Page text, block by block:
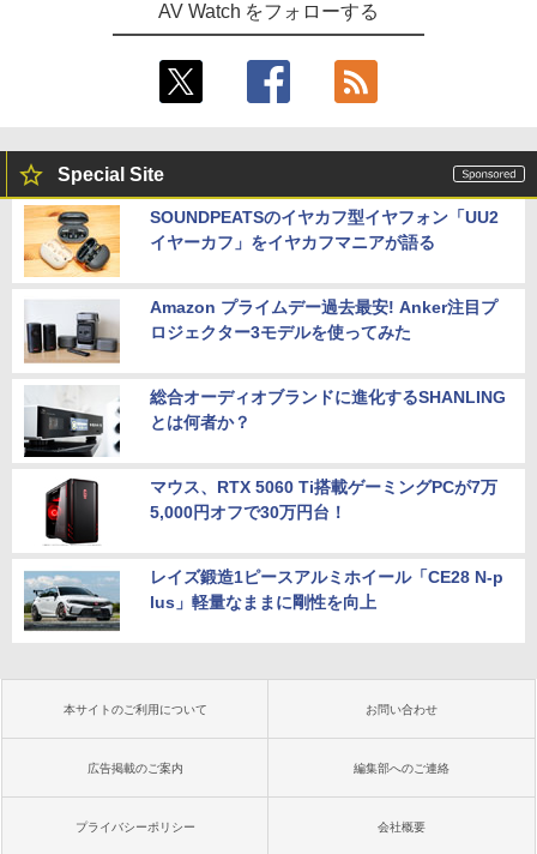
AV Watch をフォローする
Special Site
SOUNDPEATSのイヤカフ型イヤフォン「UU2
イヤーカフ」をイヤカフマニアが語る
Amazon プライムデー過去最安! Anker注目プ
ロジェクター3モデルを使ってみた
総合オーディオブランドに進化するSHANLING
とは何者か？
マウス、RTX 5060 Ti搭載ゲーミングPCが7万
5,000円オフで30万円台！
レイズ鍛造1ピースアルミホイール「CE28 N-p
lus」軽量なままに剛性を向上
本サイトのご利用について お問い合わせ
広告掲載のご案内 編集部へのご連絡
プライバシーポリシー 会社概要